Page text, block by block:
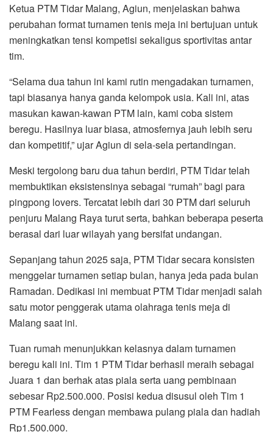
Ketua PTM Tidar Malang, Agiun, menjelaskan bahwa
perubahan format turnamen tenis meja ini bertujuan untuk
meningkatkan tensi kompetisi sekaligus sportivitas antar
tim.
“Selama dua tahun ini kami rutin mengadakan turnamen,
tapi biasanya hanya ganda kelompok usia. Kali ini, atas
masukan kawan-kawan PTM lain, kami coba sistem
beregu. Hasilnya luar biasa, atmosfernya jauh lebih seru
dan kompetitif,” ujar Agiun di sela-sela pertandingan.
Meski tergolong baru dua tahun berdiri, PTM Tidar telah
membuktikan eksistensinya sebagai “rumah” bagi para
pingpong lovers. Tercatat lebih dari 30 PTM dari seluruh
penjuru Malang Raya turut serta, bahkan beberapa peserta
berasal dari luar wilayah yang bersifat undangan.
Sepanjang tahun 2025 saja, PTM Tidar secara konsisten
menggelar turnamen setiap bulan, hanya jeda pada bulan
Ramadan. Dedikasi ini membuat PTM Tidar menjadi salah
satu motor penggerak utama olahraga tenis meja di
Malang saat ini.
Tuan rumah menunjukkan kelasnya dalam turnamen
beregu kali ini. Tim 1 PTM Tidar berhasil meraih sebagai
Juara 1 dan berhak atas piala serta uang pembinaan
sebesar Rp2.500.000. Posisi kedua disusul oleh Tim 1
PTM Fearless dengan membawa pulang piala dan hadiah
Rp1.500.000.